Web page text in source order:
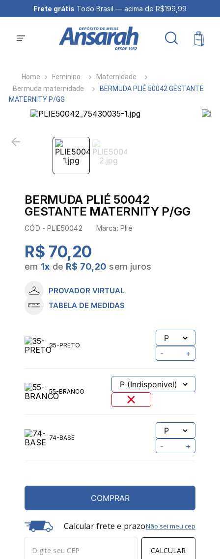
Frete grátis Todo Brasil — acima de R$199,99
Feminino
Maternidade
Bermuda maternidade
BERMUDA PLIÉ 50042 GESTANTE
MATERNITY P/GG
BERMUDA PLIÉ 50042
GESTANTE MATERNITY P/GG
CÓD -PLIE50042 Marca:Plié
R$ 70,20
em 1x de R$ 70,20 sem juros
PROVADOR VIRTUAL
TABELA DE MEDIDAS
35-PRETO
- +
55-BRANCO
74-BASE
- +
COMPRAR
Calcular frete e prazo
CALCULAR
Não sei meu cep